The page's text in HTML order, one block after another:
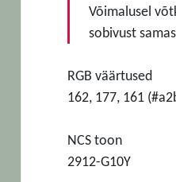
Võimalusel
sobivust
RGB väärtused
162, 177, 161
NCS toon
2912-G10Y